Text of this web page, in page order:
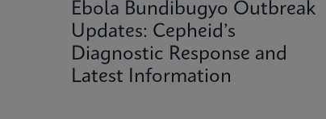
Ebola Bundibugyo Outbreak
Updates: Cepheid’s
Diagnostic Response and
Latest Information